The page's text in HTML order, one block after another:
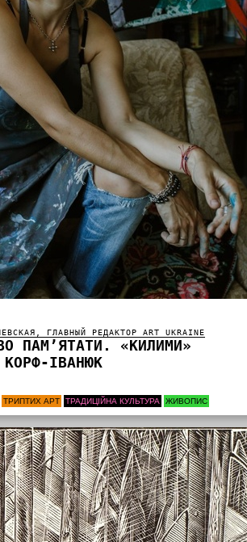
ГЛАВНЫЙ РЕДАКТОР ART UKRAINE
ПАМ’ЯТАТИ. «КИЛИМИ»
ІВАНЮК
ТРИПТИХ АРТ ТРАДИЦІЙНА КУЛЬТУРА ЖИВОПИС